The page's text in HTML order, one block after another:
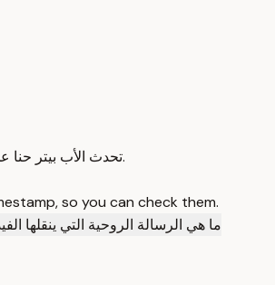
تحدث الأب بيتر حنا عن قيامة المسيح وانتصاره على الموت، مع التأكيد على الفرح والرجاء في الحياة الأبدية.
so you can check them.
ما هي الرسالة الروحية التي ينقلها